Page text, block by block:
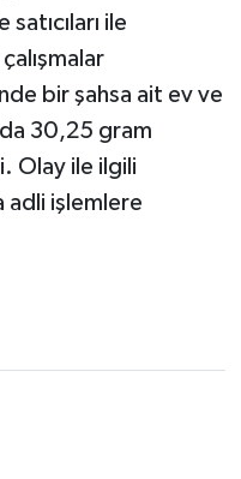
ile
bir şahsa ait ev ve
30,25 gram
Olay ile ilgili
adli işlemlere